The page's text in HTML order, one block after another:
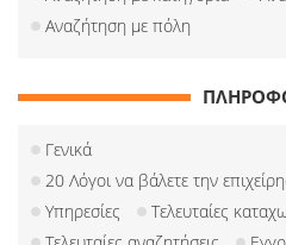
Αναζήτηση με πόλη
Γενικά
20 Λόγοι να βάλετε την
Υπηρεσίες
Τελευταίες